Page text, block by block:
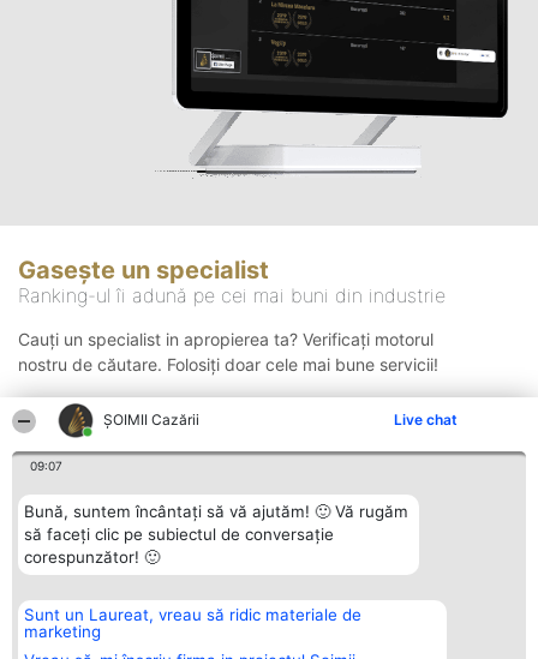
ȘOIMII Cazării Live chat
09:07
Bună, suntem încântați să vă ajutăm! 🙂 Vă rugăm
să faceți clic pe subiectul de conversație
corespunzător! 🙂
Sunt un Laureat, vreau să ridic materiale de
marketing
Gasește un specialist
Ranking-ul îi adună pe cei mai buni din industrie
Cauți un specialist in apropierea ta? Verificați motorul
nostru de căutare. Folosiți doar cele mai bune servicii!
Organizator Ranking
BRIGHT SOLUTIONS BR SRL
Aleea Timisul De Sus 2 Bl. A30
Plebiscyt
Lista Tuturor
Contact